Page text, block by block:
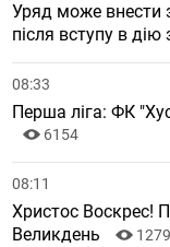
Уряд може внести
після вступу в дію
08:33
Перша ліга: ФК
6154
08:11
Христос Воскрес!
Великдень